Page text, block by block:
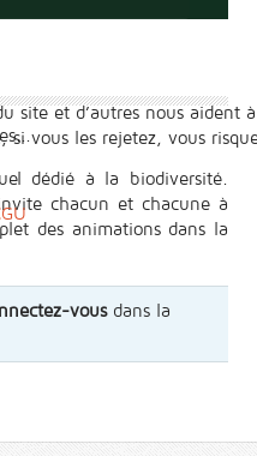
dédié à la biodiversité.
chacun et chacune à
des animations dans la
vousdans la
et d’autres nous aident
vous les rejetez, vous